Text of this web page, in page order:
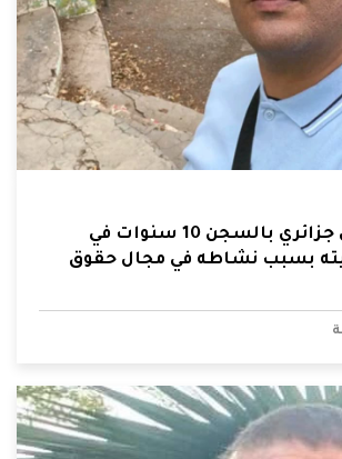
حكم على نقابي جزائري بالسجن 10 سنوات في
بسبب نشاطه في مجال حقوق